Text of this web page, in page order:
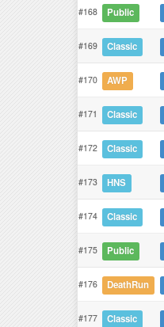
#168 Public
#169 Classic
#170 AWP
#171 Classic
#172 Classic
#173 HNS
#174 Classic
#175 Public
#176 DeathRun
#177 Classic